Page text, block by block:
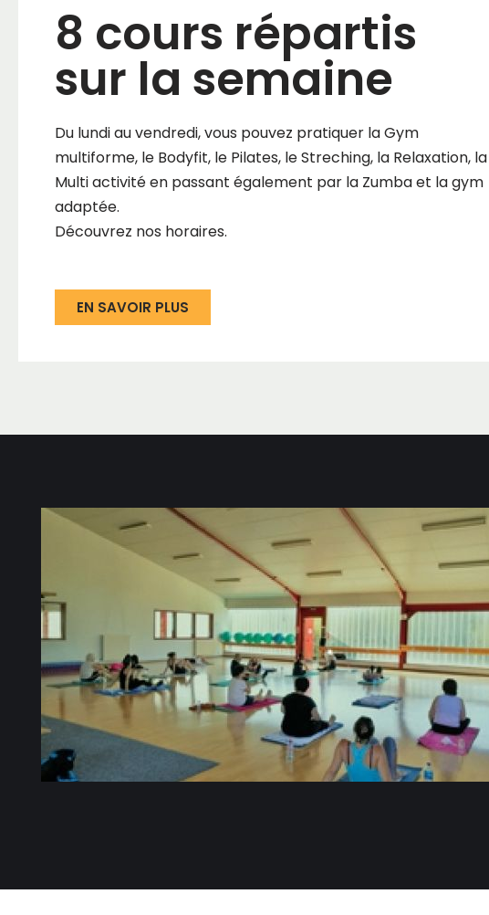
8 cours répartis
sur la semaine
Du lundi au vendredi, vous pouvez pratiquer la Gym
multiforme, le Bodyfit, le Pilates, le Streching, la Relaxation, la
Multi activité en passant également par la Zumba et la gym
adaptée.
Découvrez nos horaires.
EN SAVOIR PLUS